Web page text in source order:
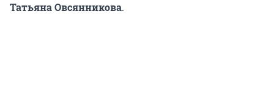
Татьяна Овсянникова.